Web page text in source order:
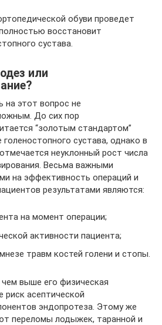
обуви проведет
восстановит
сустава.
или
на этот вопрос не
До сих пор
“золотым стандартом”
сустава, однако в
неуклонный рост числа
Весьма важными
на эффективность операций и
результатами являются:
на момент операции;
активности пациента;
травм костей голени и стопы.
выше его физическая
асептической
эндопротеза. Этому же
переломы лодыжек, таранной и